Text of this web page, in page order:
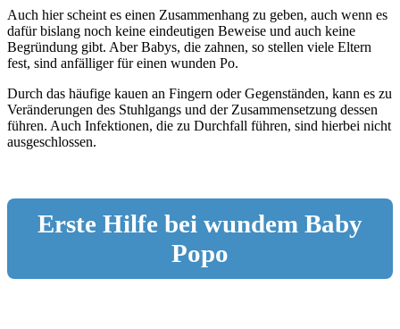
Auch hier scheint es einen Zusammenhang zu geben, auch wenn es
dafür bislang noch keine eindeutigen Beweise und auch keine
Begründung gibt. Aber Babys, die zahnen, so stellen viele Eltern
fest, sind anfälliger für einen wunden Po.
Durch das häufige kauen an Fingern oder Gegenständen, kann es zu
Veränderungen des Stuhlgangs und der Zusammensetzung dessen
führen. Auch Infektionen, die zu Durchfall führen, sind hierbei nicht
ausgeschlossen.
Erste Hilfe bei wundem Baby
Popo